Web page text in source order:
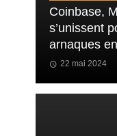
Coinbase,
s’unissent
arnaques
22 mai 2024